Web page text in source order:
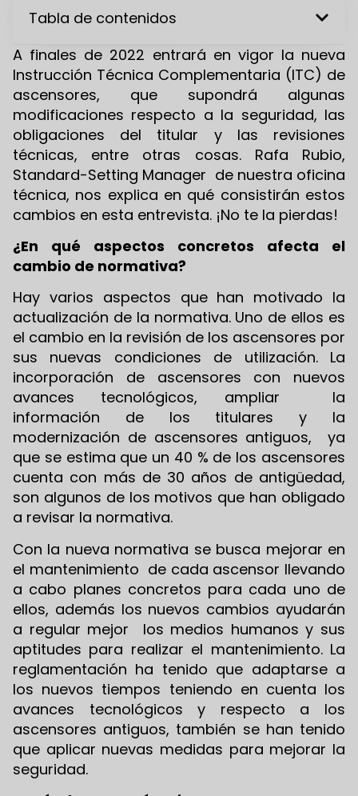
Tabla de contenidos
A finales de 2022 entrará en vigor la nueva
Instrucción Técnica Complementaria (ITC) de
ascensores, que supondrá algunas
modificaciones respecto a la seguridad, las
obligaciones del titular y las revisiones
técnicas, entre otras cosas. Rafa Rubio,
Standard-Setting Manager de nuestra oficina
técnica, nos explica en qué consistirán estos
cambios en esta entrevista. ¡No te la pierdas!
¿En qué aspectos concretos afecta el
cambio de normativa?
Hay varios aspectos que han motivado la
actualización de la normativa. Uno de ellos es
el cambio en la revisión de los ascensores por
sus nuevas condiciones de utilización. La
incorporación de ascensores con nuevos
avances tecnológicos, ampliar la
información de los titulares y la
modernización de ascensores antiguos, ya
que se estima que un 40 % de los ascensores
cuenta con más de 30 años de antigüedad,
son algunos de los motivos que han obligado
a revisar la normativa.
Con la nueva normativa se busca mejorar en
el mantenimiento de cada ascensor llevando
a cabo planes concretos para cada uno de
ellos, además los nuevos cambios ayudarán
a regular mejor los medios humanos y sus
aptitudes para realizar el mantenimiento. La
reglamentación ha tenido que adaptarse a
los nuevos tiempos teniendo en cuenta los
avances tecnológicos y respecto a los
ascensores antiguos, también se han tenido
que aplicar nuevas medidas para mejorar la
seguridad.